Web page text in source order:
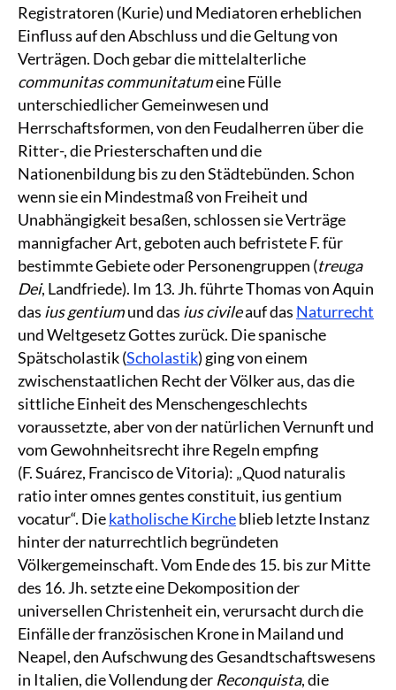
Registratoren (Kurie) und Mediatoren erheblichen
Einfluss auf den Abschluss und die Geltung von
Verträgen. Doch gebar die mittelalterliche
communitas communitatumeine Fülle
unterschiedlicher Gemeinwesen und
Herrschaftsformen, von den Feudalherren über die
Ritter-, die Priesterschaften und die
Nationenbildung bis zu den Städtebünden. Schon
wenn sie ein Mindestmaß von Freiheit und
Unabhängigkeit besaßen, schlossen sie Verträge
mannigfacher Art, geboten auch befristete F. für
bestimmte Gebiete oder Personengruppen (treuga
Dei, Landfriede). Im 13. Jh. führte Thomas von Aquin
das ius gentiumund das ius civileauf das Naturrecht
und Weltgesetz Gottes zurück. Die spanische
Spätscholastik (Scholastik) ging von einem
zwischenstaatlichen Recht der Völker aus, das die
sittliche Einheit des Menschengeschlechts
voraussetzte, aber von der natürlichen Vernunft und
vom Gewohnheitsrecht ihre Regeln empfing
(F. Suárez, Francisco de Vitoria): „Quod naturalis
ratio inter omnes gentes constituit, ius gentium
vocatur“. Diekatholische Kircheblieb letzte Instanz
hinter der naturrechtlich begründeten
Völkergemeinschaft. Vom Ende des 15. bis zur Mitte
des 16. Jh. setzte eine Dekomposition der
universellen Christenheit ein, verursacht durch die
Einfälle der französischen Krone in Mailand und
Neapel, den Aufschwung des Gesandtschaftswesens
in Italien, die Vollendung der Reconquista, die